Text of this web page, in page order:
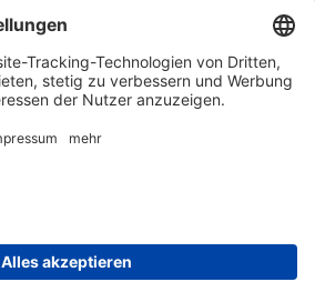
Klassisches Etikett
Zurückzur Startseite